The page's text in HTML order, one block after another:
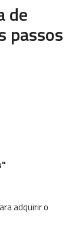
de
passos
adquirir o